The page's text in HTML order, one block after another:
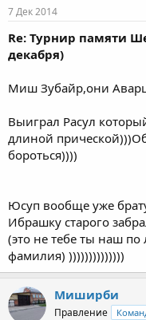
7 Дек 2014
Re: Турнир памяти
декабря)
Миш Зубайр,они
Выиграл Расул
длиной
бороться))))
Юсуп вообще уже
Ибрашку старого
(это не тебе ты наш
фамилия) ))))))))))))))
Миширби
Правление